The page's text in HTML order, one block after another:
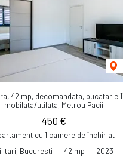
42 mp, decomandata, bucatarie
mobilata/utilata, Metrou Pacii
450 €
cu 1 camere de închiriat
Bucuresti
42 mp 2023